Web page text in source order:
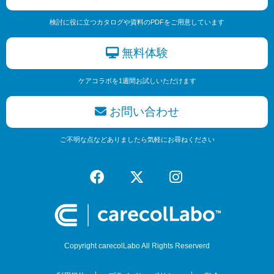
検討に役に立つカタログや資料のPDFをご用意しています
無料体験
ケアコラボを1週間お試しいただけます
お問い合わせ
ご不明な点などありましたら気軽にお尋ねください
Copyright carecolLabo All Rights Reserverd